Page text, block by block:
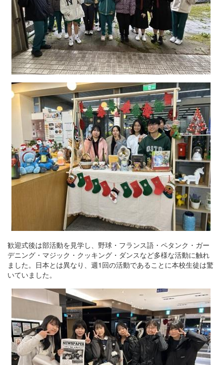
歓迎式後は部活動を見学し、野球・フランス語・ペタンク・ガー
デニング・マジック・クッキング・ダンスなど多様な活動に触れ
ました。日本とは異なり、週1回の活動であることに本校生徒は驚
いていました。